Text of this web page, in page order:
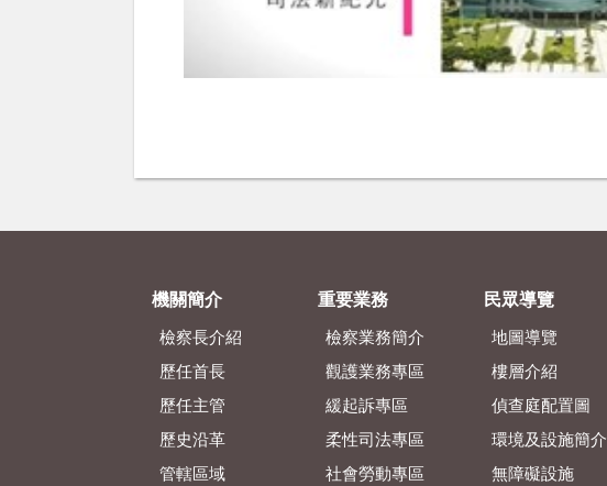
機關簡介
檢察長介紹
歷任首長
歷任主管
歷史沿革
管轄區域
重要業務
檢察業務簡介
觀護業務專區
緩起訴專區
柔性司法專區
社會勞動專區
民眾導覽
地圖導覽
樓層介紹
偵查庭配置圖
環境及設施簡介
無障礙設施